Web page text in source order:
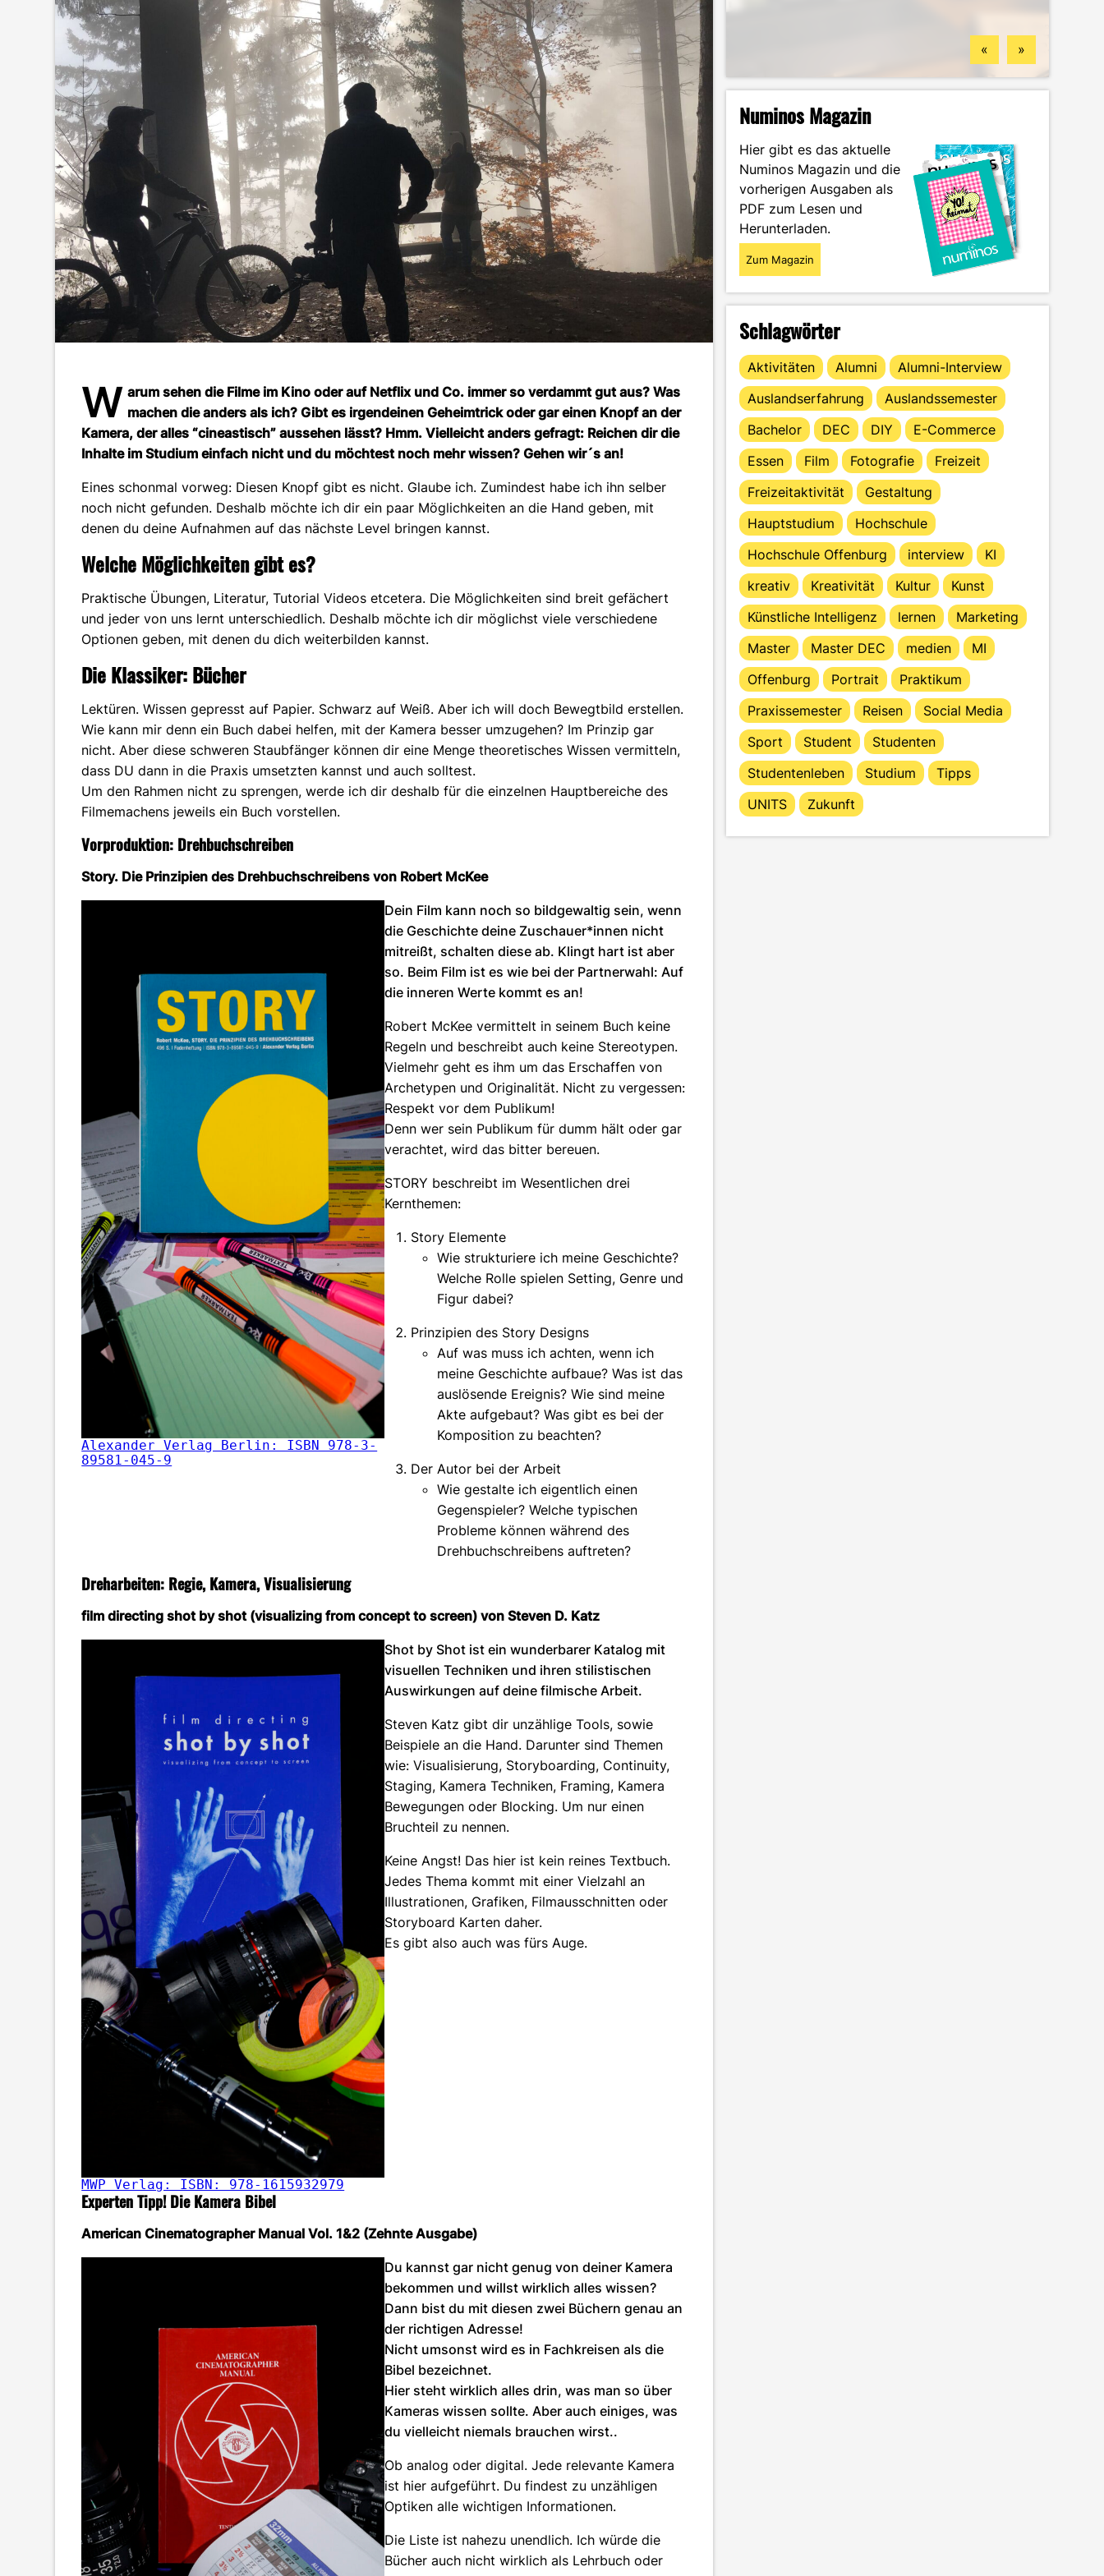
W arum sehen die Filme im Kino oder auf Netflix und Co. immer so verdammt gut aus? Was
machen die anders als ich? Gibt es irgendeinen Geheimtrick oder gar einen Knopf an der
Kamera, der alles “cineastisch” aussehen lässt? Hmm. Vielleicht anders gefragt: Reichen dir die
Inhalte im Studium einfach nicht und du möchtest noch mehr wissen? Gehen wir´s an!
Eines schonmal vorweg: Diesen Knopf gibt es nicht. Glaube ich. Zumindest habe ich ihn selber
noch nicht gefunden. Deshalb möchte ich dir ein paar Möglichkeiten an die Hand geben, mit
denen du deine Aufnahmen auf das nächste Level bringen kannst.
Welche Möglichkeiten gibt es?
Praktische Übungen, Literatur, Tutorial Videos etcetera. Die Möglichkeiten sind breit gefächert
und jeder von uns lernt unterschiedlich. Deshalb möchte ich dir möglichst viele verschiedene
Optionen geben, mit denen du dich weiterbilden kannst.
Die Klassiker: Bücher
Lektüren. Wissen gepresst auf Papier. Schwarz auf Weiß. Aber ich will doch Bewegtbild erstellen.
Wie kann mir denn ein Buch dabei helfen, mit der Kamera besser umzugehen? Im Prinzip gar
nicht. Aber diese schweren Staubfänger können dir eine Menge theoretisches Wissen vermitteln,
dass DU dann in die Praxis umsetzten kannst und auch solltest.
Um den Rahmen nicht zu sprengen, werde ich dir deshalb für die einzelnen Hauptbereiche des
Filmemachens jeweils ein Buch vorstellen.
Vorproduktion: Drehbuchschreiben
Story. Die Prinzipien des Drehbuchschreibens von Robert McKee
Alexander Verlag Berlin: ISBN 978-3-
89581-045-9
Dein Film kann noch so bildgewaltig sein, wenn
die Geschichte deine Zuschauer*innen nicht
mitreißt, schalten diese ab. Klingt hart ist aber
so. Beim Film ist es wie bei der Partnerwahl: Auf
die inneren Werte kommt es an!
Robert McKee vermittelt in seinem Buch keine
Regeln und beschreibt auch keine Stereotypen.
Vielmehr geht es ihm um das Erschaffen von
Archetypen und Originalität. Nicht zu vergessen:
Respekt vor dem Publikum!
Denn wer sein Publikum für dumm hält oder gar
verachtet, wird das bitter bereuen.
STORY beschreibt im Wesentlichen drei
Kernthemen:
Story Elemente
Wie strukturiere ich meine Geschichte?
Welche Rolle spielen Setting, Genre und
Figur dabei?
Prinzipien des Story Designs
Auf was muss ich achten, wenn ich
meine Geschichte aufbaue? Was ist das
auslösende Ereignis? Wie sind meine
Akte aufgebaut? Was gibt es bei der
Komposition zu beachten?
Der Autor bei der Arbeit
Wie gestalte ich eigentlich einen
Gegenspieler? Welche typischen
Probleme können während des
Drehbuchschreibens auftreten?
Dreharbeiten: Regie, Kamera, Visualisierung
film directing shot by shot (visualizing from concept to screen) von Steven D. Katz
MWP Verlag: ISBN: 978-1615932979
Shot by Shot ist ein wunderbarer Katalog mit
visuellen Techniken und ihren stilistischen
Auswirkungen auf deine filmische Arbeit.
Steven Katz gibt dir unzählige Tools, sowie
Beispiele an die Hand. Darunter sind Themen
wie: Visualisierung, Storyboarding, Continuity,
Staging, Kamera Techniken, Framing, Kamera
Bewegungen oder Blocking. Um nur einen
Bruchteil zu nennen.
Keine Angst! Das hier ist kein reines Textbuch.
Jedes Thema kommt mit einer Vielzahl an
Illustrationen, Grafiken, Filmausschnitten oder
Storyboard Karten daher.
Es gibt also auch was fürs Auge.
Experten Tipp! Die Kamera Bibel
American Cinematographer Manual Vol. 1&2 (Zehnte Ausgabe)
Du kannst gar nicht genug von deiner Kamera
bekommen und willst wirklich alles wissen?
Dann bist du mit diesen zwei Büchern genau an
der richtigen Adresse!
Nicht umsonst wird es in Fachkreisen als die
Bibel bezeichnet.
Hier steht wirklich alles drin, was man so über
Kameras wissen sollte. Aber auch einiges, was
du vielleicht niemals brauchen wirst..
Ob analog oder digital. Jede relevante Kamera
ist hier aufgeführt. Du findest zu unzähligen
Optiken alle wichtigen Informationen.
Die Liste ist nahezu unendlich. Ich würde die
Bücher auch nicht wirklich als Lehrbuch oder
« »
Numinos Magazin
Hier gibt es das aktuelle
Numinos Magazin und die
vorherigen Ausgaben als
PDF zum Lesen und
Herunterladen.
Zum Magazin
Schlagwörter
Aktivitäten Alumni
Alumni-Interview
Auslandserfahrung
Auslandssemester
Bachelor
DEC DIY
E-Commerce
Essen
Film Fotografie
Freizeit
Freizeitaktivität
Gestaltung
Hauptstudium
Hochschule
Hochschule Offenburg
interview
KI
kreativ
Kreativität Kultur
Kunst
Künstliche Intelligenz
lernen
Marketing
Master
Master DEC medien
MI
Offenburg
Portrait
Praktikum
Praxissemester
Reisen
Social Media
Sport
Student
Studenten
Studentenleben
Studium
Tipps
UNITS
Zukunft